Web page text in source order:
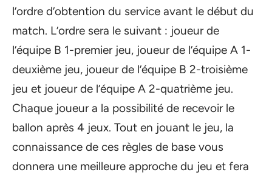
l’ordre d’obtention du service avant le début du
match. L’ordre sera le suivant : joueur de
l’équipe B 1-premier jeu, joueur de l’équipe A 1-
deuxième jeu, joueur de l’équipe B 2-troisième
jeu et joueur de l’équipe A 2-quatrième jeu.
Chaque joueur a la possibilité de recevoir le
ballon après 4 jeux. Tout en jouant le jeu, la
connaissance de ces règles de base vous
donnera une meilleure approche du jeu et fera